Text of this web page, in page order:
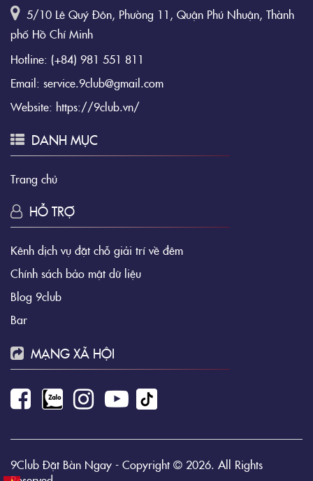
5/10 Lê Quý Đôn, Phường 11, Quận Phú Nhuận, Thành
phố Hồ Chí Minh
Hotline: (+84) 981 551 811
Email: service.9club@gmail.com
Website: https://9club.vn/
DANH MỤC
Trang chủ
HỖ TRỢ
Kênh dịch vụ đặt chỗ giải trí về đêm
Chính sách bảo mật dữ liệu
Blog 9club
Bar
MẠNG XÃ HỘI
9Club Đặt Bàn Ngay - Copyright © 2026. All Rights